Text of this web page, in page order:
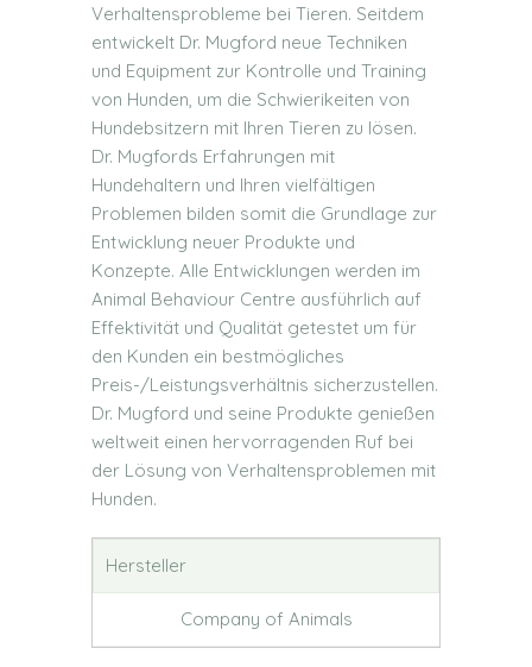
Verhaltensprobleme bei Tieren. Seitdem
entwickelt Dr. Mugford neue Techniken
und Equipment zur Kontrolle und Training
von Hunden, um die Schwierikeiten von
Hundebsitzern mit Ihren Tieren zu lösen.
Dr. Mugfords Erfahrungen mit
Hundehaltern und Ihren vielfältigen
Problemen bilden somit die Grundlage zur
Entwicklung neuer Produkte und
Konzepte. Alle Entwicklungen werden im
Animal Behaviour Centre ausführlich auf
Effektivität und Qualität getestet um für
den Kunden ein bestmögliches
Preis-/Leistungsverhältnis sicherzustellen.
Dr. Mugford und seine Produkte genießen
weltweit einen hervorragenden Ruf bei
der Lösung von Verhaltensproblemen mit
Hunden.
Hersteller
Company of Animals